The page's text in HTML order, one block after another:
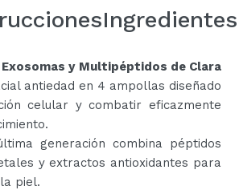
Ingredientes
y Multipéptidos de Clara
antiedad en 4 ampollas diseñado
celular y combatir eficazmente
generación combina péptidos
y extractos antioxidantes para
piel.